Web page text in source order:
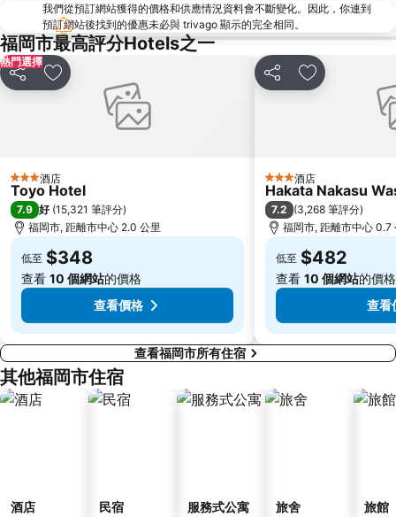
Elgala Hall
Nishijin Station
Dazaifu Tenmangu Shrine
我們從預訂網站獲得的價格和供應情況資料會不斷變化。因此，你連到
預訂網站後找到的優惠未必與 trivago 顯示的完全相同。
福岡市最高評分Hotels之一
熱門選擇
分享 放到收藏夾
3 星級酒店
Toyo Hotel
7.9 好 (15,321 筆評分)
福岡市, 距離市中心 2.0 公里
低至 $348
查看 10 個網站的價格
查看價格
分享 放到收藏夾
3 星級酒店
Hakata Nakasu
7.2 (3,268 筆評分)
福岡市, 距離市中心 0.7
低至 $482
查看 10 個網站的價格
查看
查看福岡市所有住宿
其他福岡市住宿
酒店 民宿 服務式公寓 旅舍 旅館